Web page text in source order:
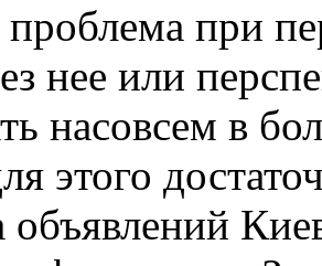
при
нее или
насовсем в
этого
объявлений